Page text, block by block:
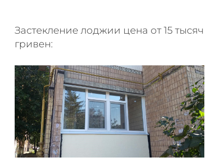
Застекление лоджии цена от 15 тысяч
гривен: